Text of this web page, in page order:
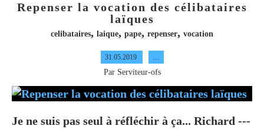
Repenser la vocation des célibataires
laïques
celibataires, laique, pape, repenser, vocation
31.05.2019 …
Par Serviteur-ofs
Je ne suis pas seul à réfléchir à ça... Richard ---